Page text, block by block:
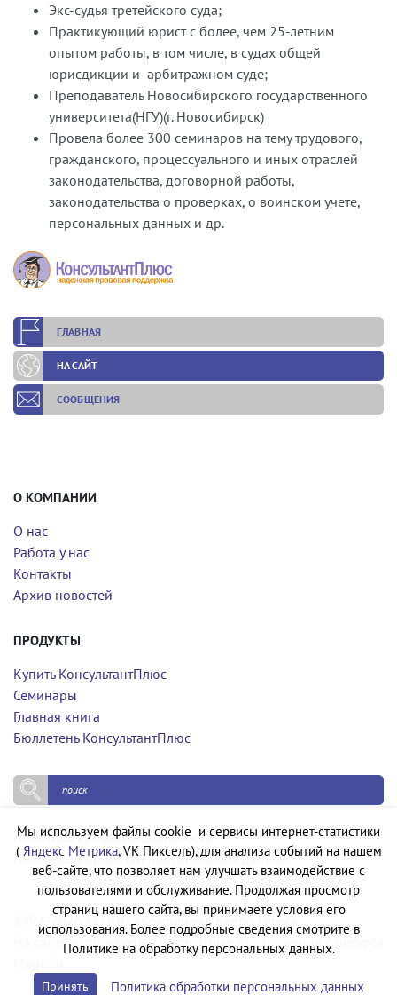
Экс-судья третейского суда;
Практикующий юрист с более, чем 25-летним
опытом работы, в том числе, в судах общей
юрисдикции и арбитражном суде;
Преподаватель Новосибирского государственного
университета(НГУ)(г. Новосибирск)
Провела более 300 семинаров на тему трудового,
гражданского, процессуального и иных отраслей
законодательства, договорной работы,
законодательства о проверках, о воинском учете,
персональных данных и др.
ГЛАВНАЯ
НА САЙТ
СООБЩЕНИЯ
О КОМПАНИИ
О нас
Работа у нас
Контакты
Архив новостей
ПРОДУКТЫ
Купить КонсультантПлюс
Семинары
Главная книга
Бюллетень КонсультантПлюс
Политика конфиденциальности
Политика обработки персональных данных
1994-2026 © ООО «Компания Квадро Плюс»
На сайте используются бесплатные изображения с ресурса
Мы используем файлы cookie и сервисы интернет-статистики
( Яндекс Метрика, VK Пиксель), для анализа событий на нашем
веб-сайте, что позволяет нам улучшать взаимодействие с
пользователями и обслуживание. Продолжая просмотр
страниц нашего сайта, вы принимаете условия его
использования. Более подробные сведения смотрите в
Политике на обработку персональных данных.
Принять Политика обработки персональных данных